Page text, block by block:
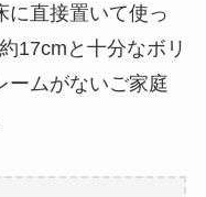
に直接置いて使っ
17cmと十分なボリ
ームがないご家庭